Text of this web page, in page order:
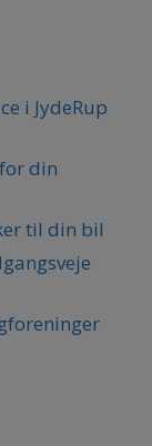
i JydeRup
din
til din bil